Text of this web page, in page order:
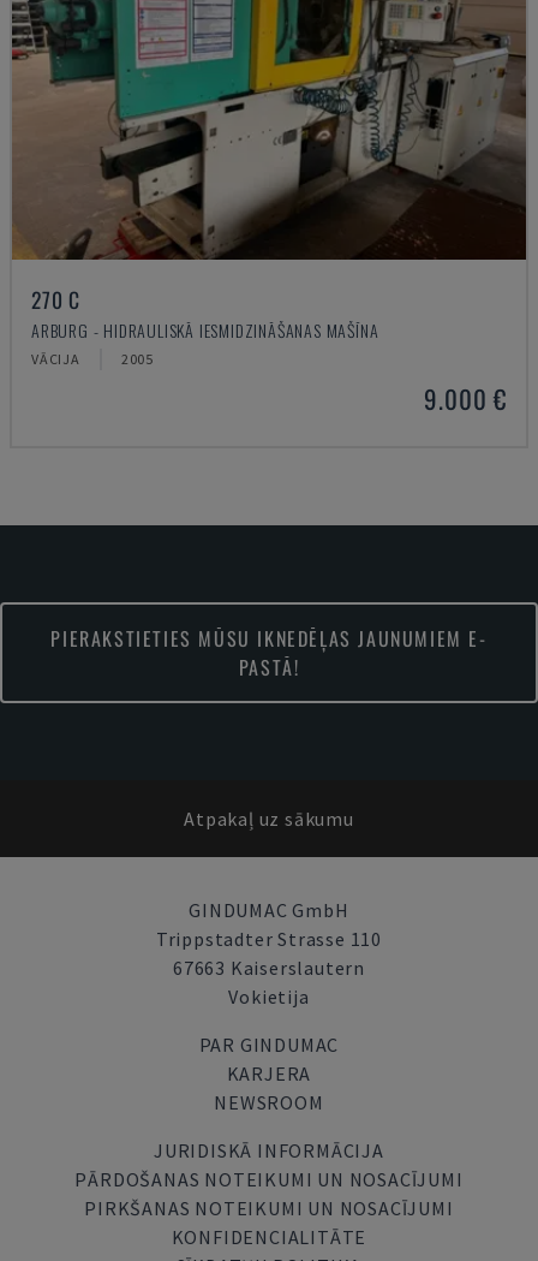
270 C
ARBURG - HIDRAULISKĀ IESMIDZINĀŠANAS MAŠĪNA
VĀCIJA 2005
9.000 €
PIERAKSTIETIES MŪSU IKNEDĒĻAS JAUNUMIEM E-
PASTĀ!
Atpakaļ uz sākumu
GINDUMAC GmbH
Trippstadter Strasse 110
67663 Kaiserslautern
Vokietija
PAR GINDUMAC
KARJERA
NEWSROOM
JURIDISKĀ INFORMĀCIJA
PĀRDOŠANAS NOTEIKUMI UN NOSACĪJUMI
PIRKŠANAS NOTEIKUMI UN NOSACĪJUMI
KONFIDENCIALITĀTE